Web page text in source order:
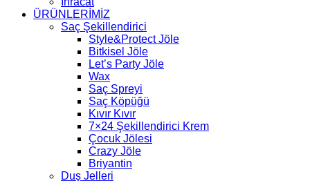
ÜRÜNLERİMİZ
Saç Şekillendirici
Style&Protect Jöle
Bitkisel Jöle
Let’s Party Jöle
Wax
Saç Spreyi
Saç Köpüğü
Kıvır Kıvır
7×24 Şekillendirici Krem
Çocuk Jölesi
Crazy Jöle
Briyantin
Duş Jelleri